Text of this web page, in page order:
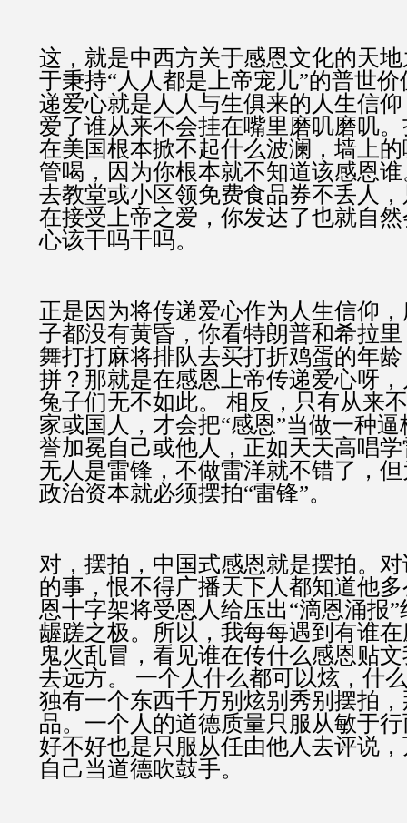
这，就是中西方关于感恩文化的天
于秉持“人人都是上帝宠儿”的普世
递爱心就是人人与生俱来的人生信
爱了谁从来不会挂在嘴里磨叽磨叽
在美国根本掀不起什么波澜，墙上
管喝，因为你根本就不知道该感恩
去教堂或小区领免费食品券不丢人
在接受上帝之爱，你发达了也就自
心该干吗干吗。
正是因为将传递爱心作为人生信仰
子都没有黄昏，你看特朗普和希拉
舞打打麻将排队去买打折鸡蛋的年
拼？那就是在感恩上帝传递爱心呀
兔子们无不如此。 相反，只有从来
家或国人，才会把“感恩”当做一种
誉加冕自己或他人，正如天天高唱
无人是雷锋，不做雷洋就不错了，
政治资本就必须摆拍“雷锋”。
对，摆拍，中国式感恩就是摆拍。
的事，恨不得广播天下人都知道他
恩十字架将受恩人给压出“滴恩涌报
龌蹉之极。所以，我每每遇到有谁
鬼火乱冒，看见谁在传什么感恩贴
去远方。 一个人什么都可以炫，什
独有一个东西千万别炫别秀别摆拍
品。一个人的道德质量只服从敏于
好不好也是只服从任由他人去评说
自己当道德吹鼓手。